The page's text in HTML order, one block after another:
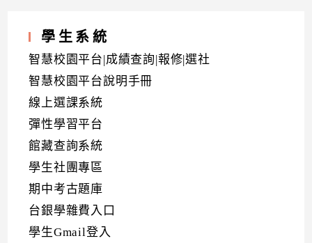
學生系統
智慧校園平台|成績查詢|報修|選社
智慧校園平台說明手冊
線上選課系統
彈性學習平台
館藏查詢系統
學生社團專區
期中考古題庫
台銀學雜費入口
學生Gmail登入